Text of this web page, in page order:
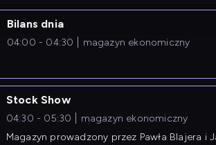
Bilans dnia
04:00 - 04:30 magazyn ekonomiczny
Stock Show
04:30 - 05:30
magazyn ekonomiczny
Magazyn prowadzony przez Pawła Blajera i